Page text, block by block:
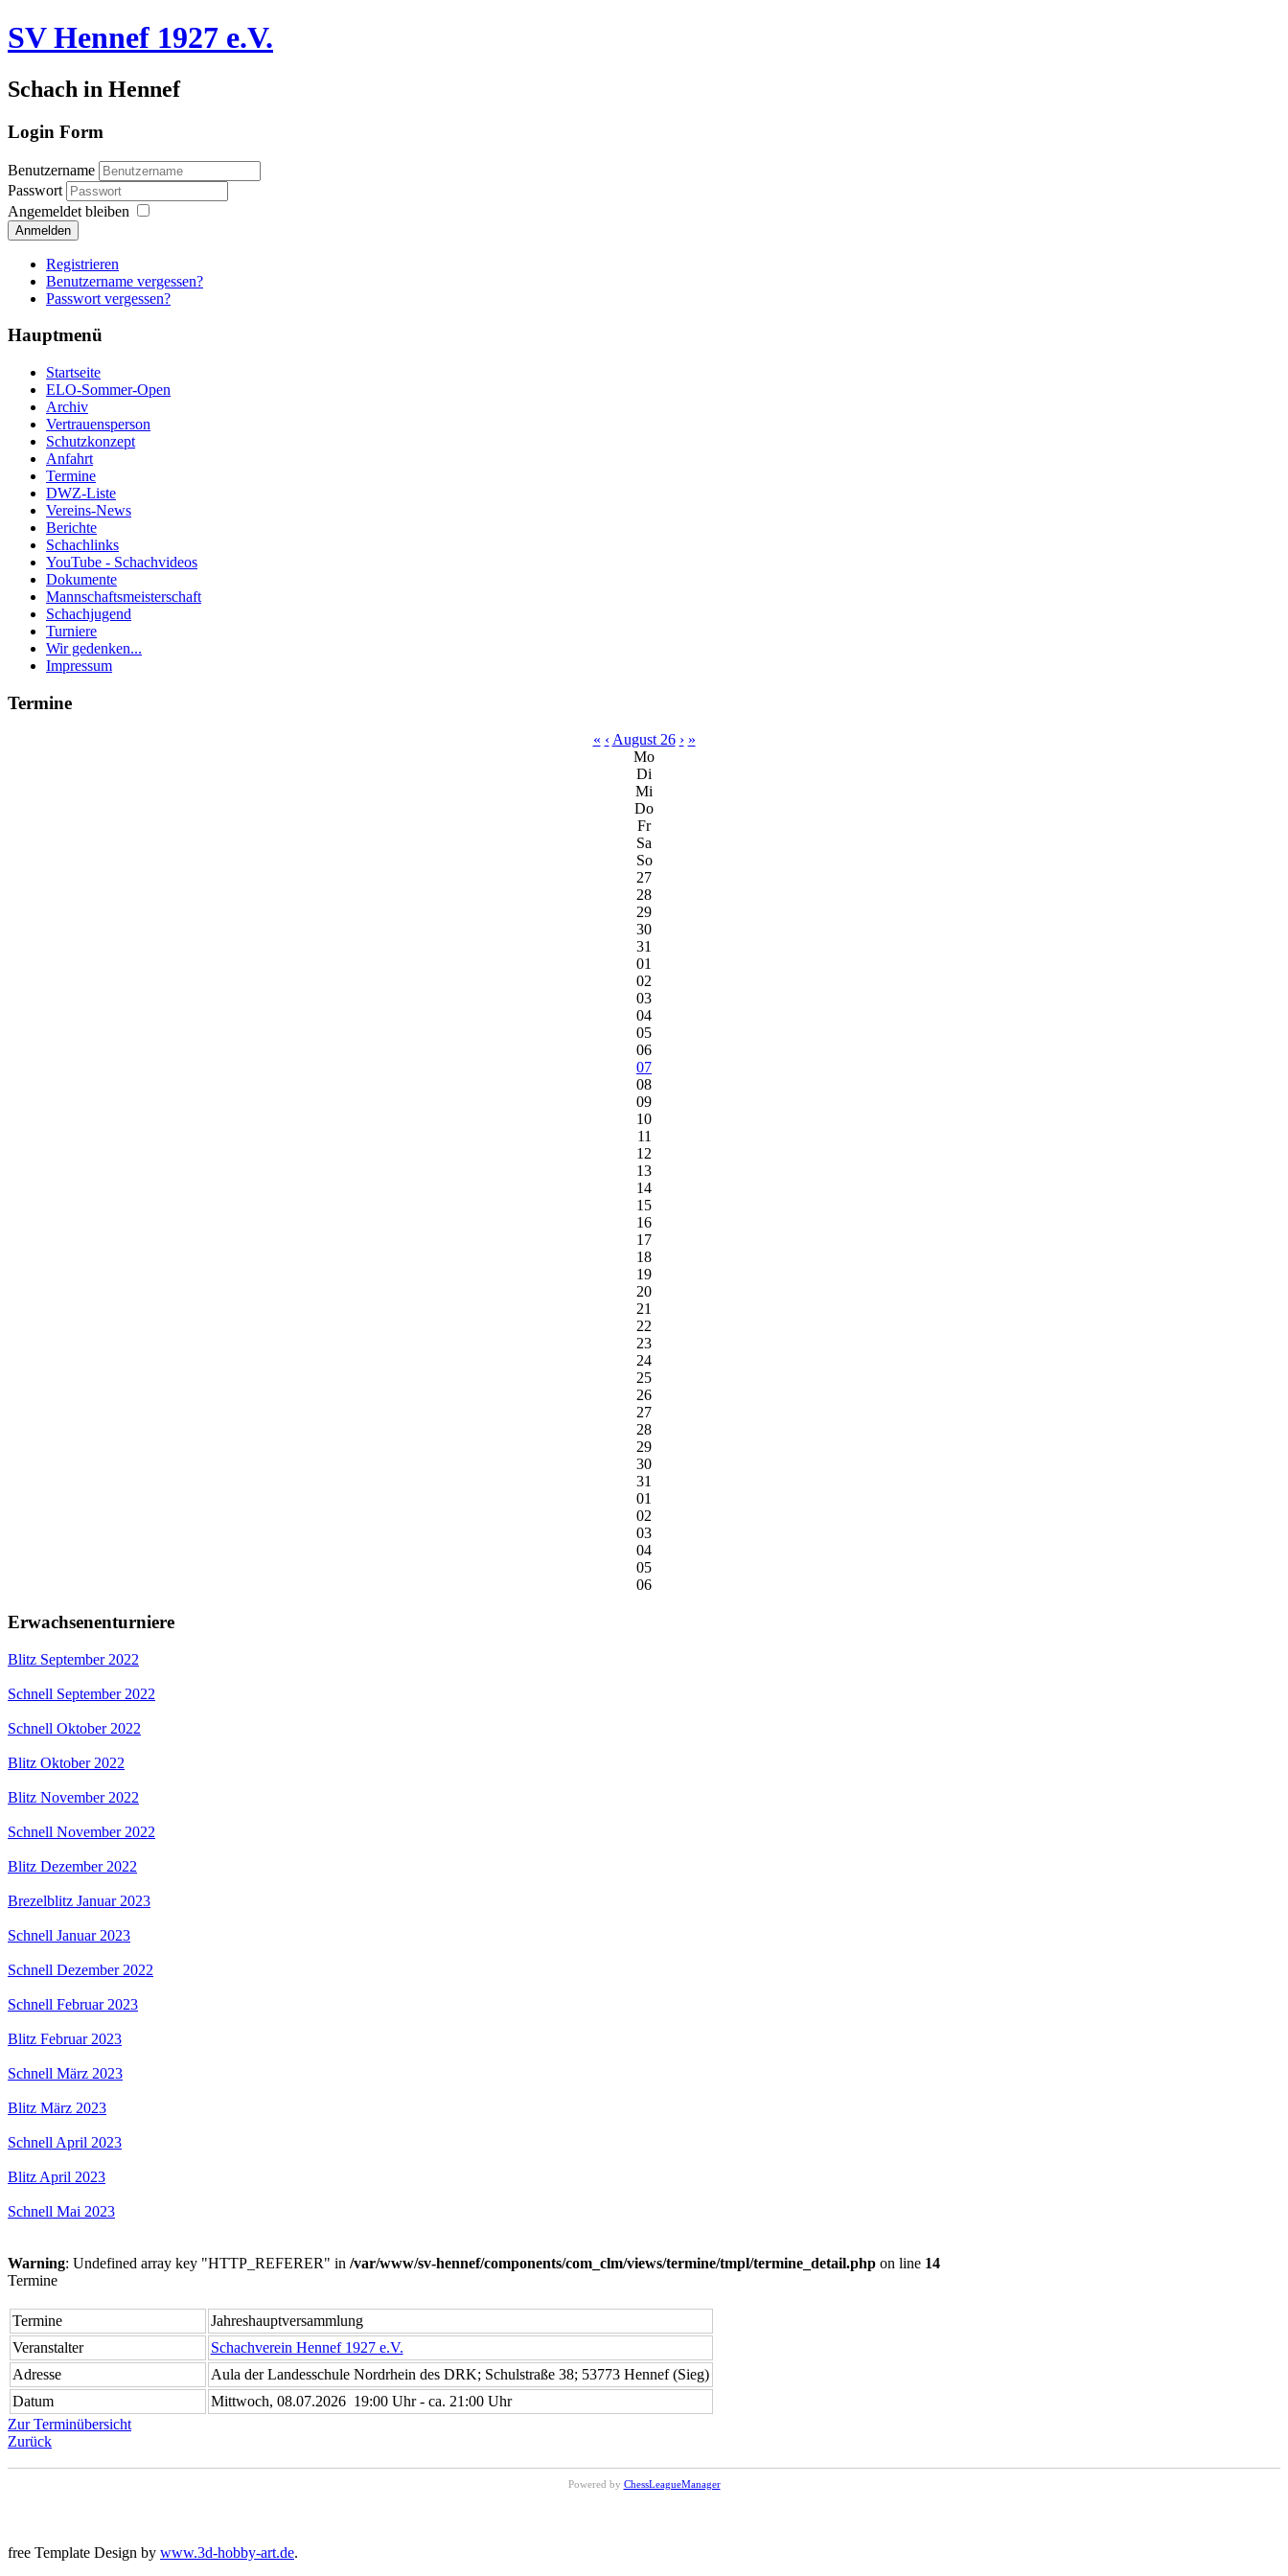
SV Hennef 1927 e.V.
Schach in Hennef
Login Form
Benutzername
Passwort
Angemeldet bleiben
Anmelden
Registrieren
Benutzername vergessen?
Passwort vergessen?
Hauptmenü
Startseite
ELO-Sommer-Open
Archiv
Vertrauensperson
Schutzkonzept
Anfahrt
Termine
DWZ-Liste
Vereins-News
Berichte
Schachlinks
YouTube - Schachvideos
Dokumente
Mannschaftsmeisterschaft
Schachjugend
Turniere
Wir gedenken...
Impressum
Termine
« ‹ August 26 › »
Mo
Di
Mi
Do
Fr
Sa
So
27
28
29
30
31
01
02
03
04
05
06
07
08
09
10
11
12
13
14
15
16
17
18
19
20
21
22
23
24
25
26
27
28
29
30
31
01
02
03
04
05
06
Erwachsenenturniere
Blitz September 2022
Schnell September 2022
Schnell Oktober 2022
Blitz Oktober 2022
Blitz November 2022
Schnell November 2022
Blitz Dezember 2022
Brezelblitz Januar 2023
Schnell Januar 2023
Schnell Dezember 2022
Schnell Februar 2023
Blitz Februar 2023
Schnell März 2023
Blitz März 2023
Schnell April 2023
Blitz April 2023
Schnell Mai 2023
Warning: Undefined array key "HTTP_REFERER" in /var/www/sv-hennef/components/com_clm/views/termine/tmpl/termine_detail.php on line 14
Termine
Termine
Jahreshauptversammlung
Veranstalter
Schachverein Hennef 1927 e.V.
Adresse
Aula der Landesschule Nordrhein des DRK; Schulstraße 38; 53773 Hennef (Sieg)
Datum
Mittwoch, 08.07.2026 19:00 Uhr - ca. 21:00 Uhr
Zur Terminübersicht
Zurück
Powered by ChessLeagueManager
free Template Design by www.3d-hobby-art.de.